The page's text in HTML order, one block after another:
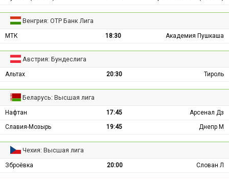
Венгрия: ОТР Банк Лига
МТК 18:30 Академия Пушкаша
Австрия: Бундеслига
Альтах 20:30 Тироль
Беларусь: Высшая лига
Нафтан 17:45
Арсенал Дз
Славия-Мозырь
19:45 Днепр М
Чехия: Высшая лига
Зброёвка 20:00 Слован Л